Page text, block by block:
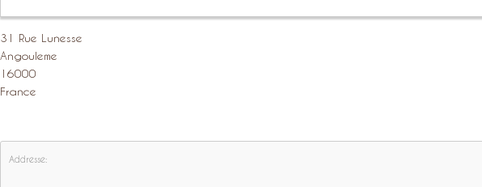
31 Rue Lunesse
Angouleme
16000
France
Addresse: